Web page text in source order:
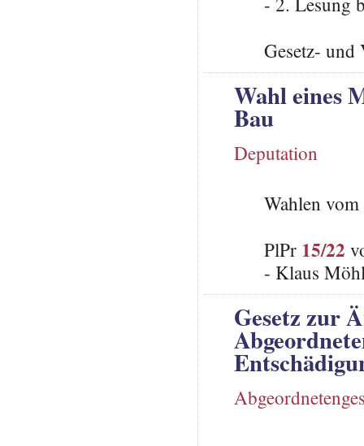
Gesetz-
Wahl eines
Bau
Deputation
Wahlen
PlPr 15/22
- Klaus
Gesetz zur